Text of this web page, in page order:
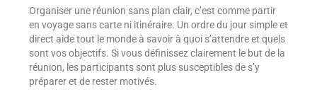
Organiser une réunion sans plan clair, c’est comme partir
en voyage sans carte ni itinéraire. Un ordre du jour simple et
direct aide tout le monde à savoir à quoi s’attendre et quels
sont vos objectifs. Si vous définissez clairement le but de la
réunion, les participants sont plus susceptibles de s’y
préparer et de rester motivés.